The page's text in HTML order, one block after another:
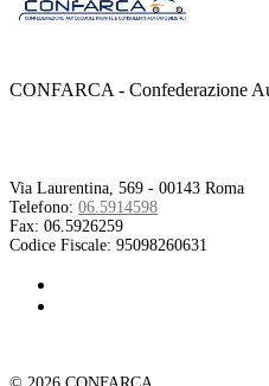
CONFARCA - Confederazione
Via Laurentina, 569 - 00143 Roma
Telefono: 06.5914598
Fax: 06.5926259
Codice Fiscale: 95098260631